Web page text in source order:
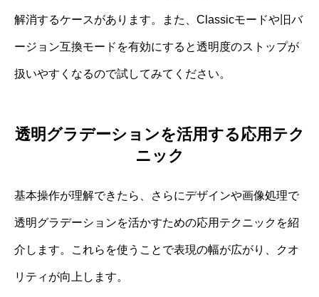
解消するケースがあります。また、Classicモードや旧バ
ージョン互換モードを有効にすると透明度のストップが
扱いやすくなるので試してみてください。
透明グラデーションを活用する応用テク
ニック
基本操作が理解できたら、さらにデザインや画像処理で
透明グラデーションを活かすための応用テクニックを紹
介します。これらを使うことで表現の幅が広がり、クオ
リティが向上します。